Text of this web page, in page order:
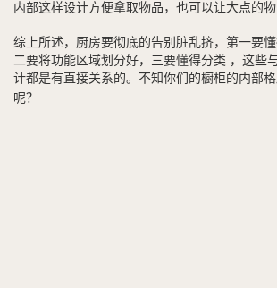
内部这样设计方便拿取物品，也可以让大点的物
综上所述，厨房要彻底的告别脏乱挤，第一要懂
二要将功能区域划分好，三要懂得分类 ，这些
计都是有直接关系的。不知你们的橱柜的内部
呢？